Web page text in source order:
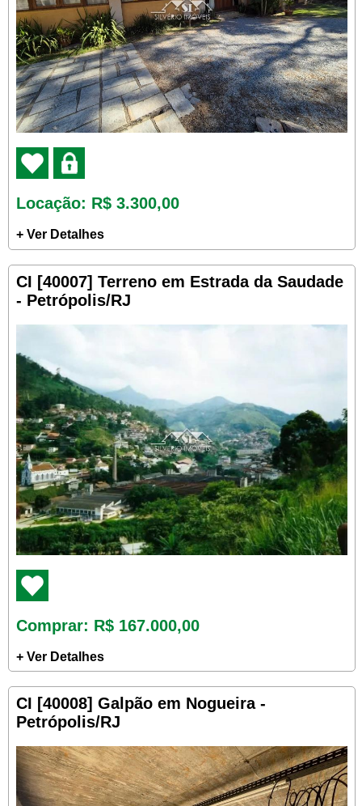
Locação: R$ 3.300,00
+ Ver Detalhes
CI [40007] Terreno em Estrada da Saudade
- Petrópolis/RJ
Comprar: R$ 167.000,00
+ Ver Detalhes
CI [40008] Galpão em Nogueira -
Petrópolis/RJ